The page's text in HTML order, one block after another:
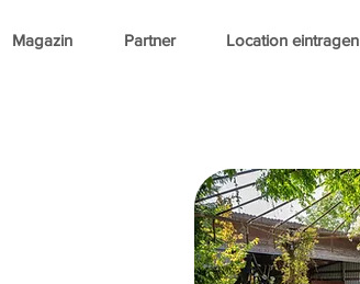
Magazin Partner Location eintragen